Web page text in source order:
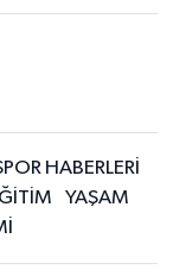
HABERLERİ
YAŞAM